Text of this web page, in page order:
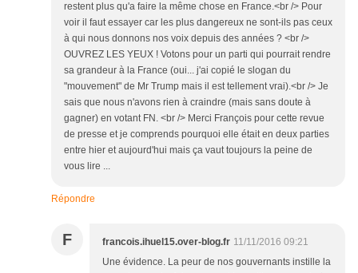
restent plus qu'a faire la même chose en France.<br /> Pour
voir il faut essayer car les plus dangereux ne sont-ils pas ceux
à qui nous donnons nos voix depuis des années ? <br />
OUVREZ LES YEUX ! Votons pour un parti qui pourrait rendre
sa grandeur à la France (oui... j'ai copié le slogan du
"mouvement" de Mr Trump mais il est tellement vrai).<br /> Je
sais que nous n'avons rien à craindre (mais sans doute à
gagner) en votant FN. <br /> Merci François pour cette revue
de presse et je comprends pourquoi elle était en deux parties
entre hier et aujourd'hui mais ça vaut toujours la peine de
vous lire ...
Répondre
F francois.ihuel15.over-blog.fr 11/11/2016 09:21
Une évidence. La peur de nos gouvernants instille la